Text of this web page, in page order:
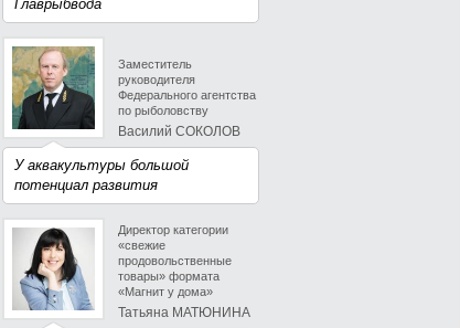
Главрыбвода
Заместитель
руководителя
Федерального агентства
по рыболовству
Василий СОКОЛОВ
У аквакультуры большой
потенциал развития
Директор категории
«свежие
продовольственные
товары» формата
«Магнит у дома»
Татьяна МАТЮНИНА